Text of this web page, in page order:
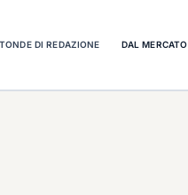
DI REDAZIONE DAL MERCATO